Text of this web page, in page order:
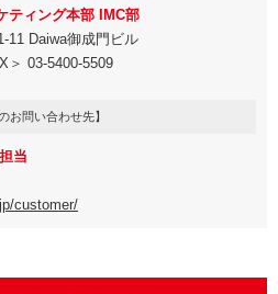
ィング本部 IMC部
11 Daiwa御成門ビル
＞ 03-5400-5509
お問い合わせ先】
当
customer/